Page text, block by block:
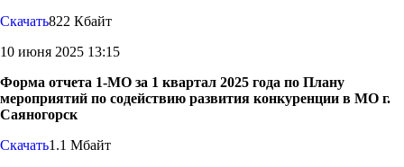
Скачать822 Кбайт
10 июня 2025 13:15
Форма отчета 1-МО за 1 квартал 2025 года по Плану
мероприятий по содействию развития конкуренции в МО г.
Саяногорск
Скачать1.1 Мбайт